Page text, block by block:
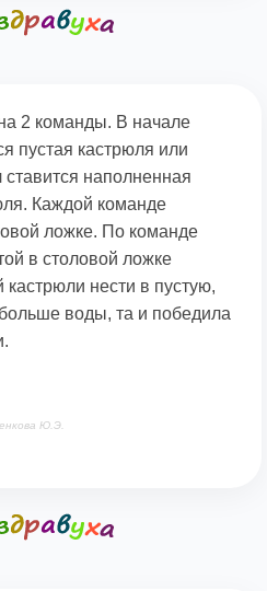
2 команды. В начале
пустая кастрюля или
ставится наполненная
Каждой команде
ложке. По команде
в столовой ложке
нести в пустую,
воды, та и победила
Ю.Э.